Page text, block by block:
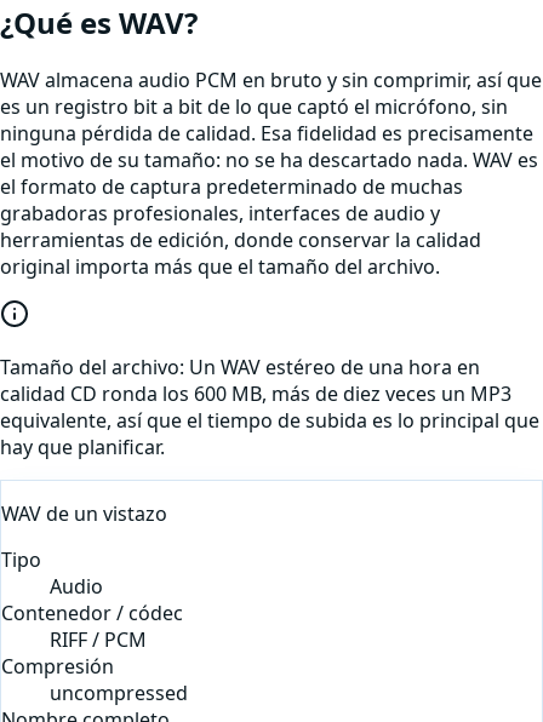
¿Qué es WAV?
WAV almacena audio PCM en bruto y sin comprimir, así que
es un registro bit a bit de lo que captó el micrófono, sin
ninguna pérdida de calidad. Esa fidelidad es precisamente
el motivo de su tamaño: no se ha descartado nada. WAV es
el formato de captura predeterminado de muchas
grabadoras profesionales, interfaces de audio y
herramientas de edición, donde conservar la calidad
original importa más que el tamaño del archivo.
Tamaño del archivo: Un WAV estéreo de una hora en
calidad CD ronda los 600 MB, más de diez veces un MP3
equivalente, así que el tiempo de subida es lo principal que
hay que planificar.
WAVde un vistazo
Tipo
Audio
Contenedor / códec
RIFF / PCM
Compresión
uncompressed